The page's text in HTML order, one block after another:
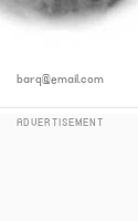
barq@email.com